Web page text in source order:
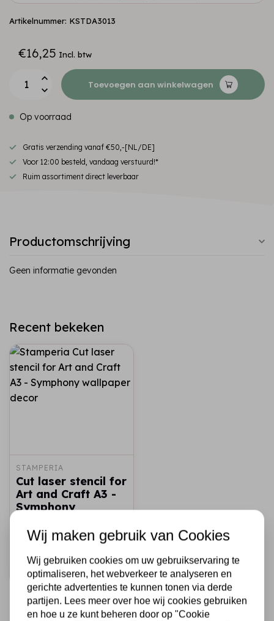
Artikelnummer: KSTDA3013
€16,25 Incl. btw
Toevoegen aan winkelwagen
Op voorraad
Gratis verzending vanaf €50,-[NL/DE]
Voor 12:00 besteld, vandaag verstuurd!*
Ruim assortiment direct leverbaar
Productomschrijving
Geen informatie gevonden
Recent bekeken
STAMPERIA
Cut laser stencil for
Art and Craft A3 -
Symphony
€16,25 Op voorraad
Snel toevoegen
Wij maken gebruik van Cookies
Wij gebruiken cookies om uw gebruikservaring te
optimaliseren, het webverkeer te analyseren en
gerichte advertenties te kunnen tonen via derde
partijen. Lees meer over hoe wij cookies gebruiken
en hoe u ze kunt beheren door op "Cookie